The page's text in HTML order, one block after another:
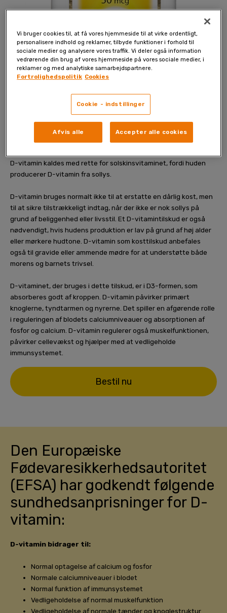
D-vitamin 50µg
D-vitamin kaldes med rette for solskinsvitaminet, fordi huden
producerer D-vitamin fra sollys.
D-vitamin bruges normalt ikke til at erstatte en dårlig kost, men
til at sikre tilstrækkeligt indtag, når der ikke er nok sollys på
grund af beliggenhed eller livsstil. Et D-vitamintilskud er også
nødvendigt, hvis hudens produktion er lav på grund af høj alder
eller mørkere hudtone. D-vitamin som kosttilskud anbefales
også til gravide eller ammende mødre for at understøtte både
morens og barnets trivsel.
D-vitaminet, der bruges i dette tilskud, er i D3-formen, som
absorberes godt af kroppen. D-vitamin påvirker primært
knoglerne, tyndtarmen og nyrerne. Det spiller en afgørende rolle
i reguleringen af ​​blodets calciumniveauer og absorptionen af ​​
fosfor og calcium. D-vitamin regulerer også muskelfunktionen,
påvirker cellevækst og hjælper med at vedligeholde
immunsystemet.
Bestil nu
Den Europæiske
Fødevaresikkerheds­autoritet
(EFSA) har godkendt følgende
sundhedsanprisninger for D-
vitamin:
D-vitamin bidrager til:
Normal optagelse af calcium og fosfor
Normale calciumniveauer i blodet
Normal funktion af immunsystemet
Vedligeholdelse af normal muskelfunktion
Vedligeholdelse af normale tænder og knoglestruktur
Vi bruger cookies til, at få vores hjemmeside til at virke ordentligt,
personalisere indhold og reklamer, tilbyde funktioner i forhold til
sociale medier og analysere vores traffik. Vi deler også information
vedrørende din brug af vores hjemmeside på vores sociale medier, i
reklamer og med analytiske samarbejdspartnere.
Fortrolighedspolitik Cookies
Cookie - indstillinger
Afvis alle Accepter alle cookies